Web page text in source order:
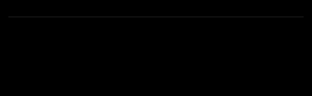
Kling 2.6은 다른 AI 비디오 생성기와 무엇이 다른가요?